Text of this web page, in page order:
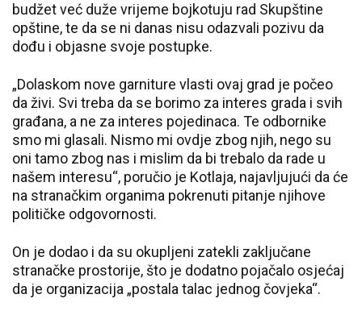
budžet već duže vrijeme bojkotuju rad Skupštine
opštine, te da se ni danas nisu odazvali pozivu da
dođu i objasne svoje postupke.
„Dolaskom nove garniture vlasti ovaj grad je počeo
da živi. Svi treba da se borimo za interes grada i svih
građana, a ne za interes pojedinaca. Te odbornike
smo mi glasali. Nismo mi ovdje zbog njih, nego su
oni tamo zbog nas i mislim da bi trebalo da rade u
našem interesu“, poručio je Kotlaja, najavljujući da će
na stranačkim organima pokrenuti pitanje njihove
političke odgovornosti.
On je dodao i da su okupljeni zatekli zaključane
stranačke prostorije, što je dodatno pojačalo osjećaj
da je organizacija „postala talac jednog čovjeka“.